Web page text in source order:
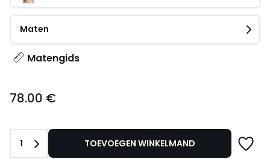
Maten
Matengids
€.
78.00 €
Aantal
1 TOEVOEGEN WINKELMAND